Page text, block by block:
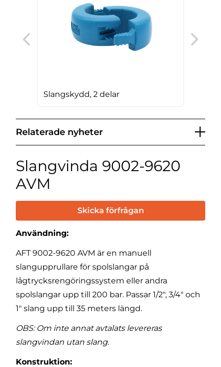
Slangskydd, 2 delar
Relaterade nyheter
Slangvinda 9002-9620
AVM
Skicka förfrågan
Användning:
AFT 9002-9620 AVM är en manuell
slangupprullare för spolslangar på
lågtrycksrengöringssystem eller andra
spolslangar upp till 200 bar. Passar 1/2", 3/4" och
1" slang upp till 35 meters längd.
OBS: Om inte annat avtalats levereras
slangvindan utan slang.
Konstruktion: